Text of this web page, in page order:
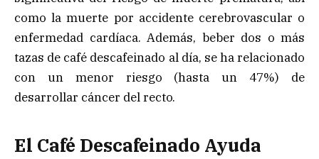
como la muerte por accidente cerebrovascular o
enfermedad cardíaca. Además, beber dos o más
tazas de café descafeinado al día, se ha relacionado
con un menor riesgo (hasta un 47%) de
desarrollar cáncer del recto.
El Café Descafeinado Ayuda